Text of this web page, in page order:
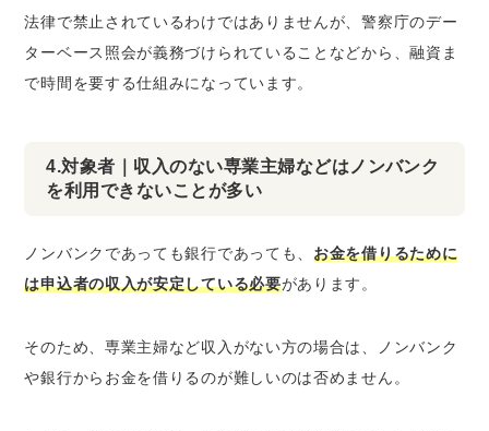
法律で禁止されているわけではありませんが、警察庁のデー
ターベース照会が義務づけられていることなどから、融資ま
で時間を要する仕組みになっています。
4.対象者｜収入のない専業主婦などはノンバンク
を利用できないことが多い
ノンバンクであっても銀行であっても、お金を借りるために
は申込者の収入が安定している必要があります。
そのため、専業主婦など収入がない方の場合は、ノンバンク
や銀行からお金を借りるのが難しいのは否めません。